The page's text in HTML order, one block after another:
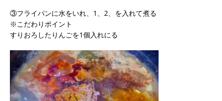
③フライパンに水をいれ、1、2、を入れて煮る
※こだわりポイント
すりおろしたりんごを1個入れにる